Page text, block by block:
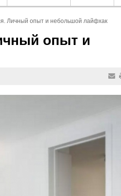
Личный опыт и небольшой лайфхак
опыт и